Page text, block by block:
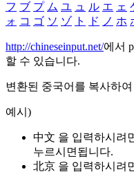
フ ブ プ ム ユ ュ ル エ ェ
ォ コ ゴ ソ ゾ ト ド ノ ホ
http://chineseinput.net/에서
할 수 있습니다.
변환된 중국어를 복사하
예시)
中文 을 입력하시려
누르시면됩니다.
北京 을 입력하시려